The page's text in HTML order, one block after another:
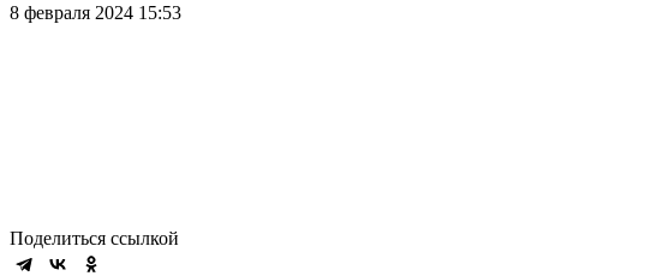
8 февраля 2024 15:53
Поделиться ссылкой